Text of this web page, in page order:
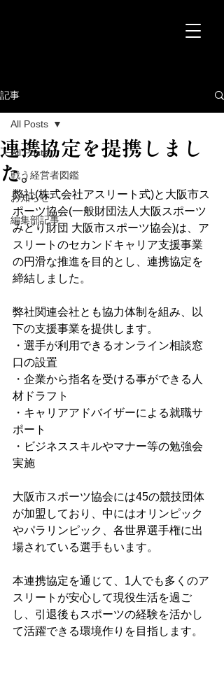
記事
All Posts
戦う経営者図鑑
お知らせ
編集部記事
All Posts
連携協定を提携しまし
た。
弊社(株式会社アスリート式)と大阪市ス
ポーツ協会(一般財団法人大阪スポーツ
みどり財団 大阪市スポーツ協会)は、ア
スリートのセカンドキャリア支援事業
の円滑な推進を目的とし、連携協定を
締結しました。
弊社関連会社とも協力体制を組み、以
下の支援事業を提供します。
・選手が利用できるオンライン相談窓
口の設置
・企業から指名を受ける事ができる人
材ドラフト
・キャリアアドバイザーによる就職サ
ポート
・ビジネススキルやマナー等の勉強会
実施
大阪市スポーツ協会には45の競技団体
が加盟しており、中にはオリンピック
やパラリンピック、各世界選手権に出
場されている選手もいます。
本連携協定を通じて、1人でも多くのア
スリートが安心して現役生活を過ご
し、引退後もスポーツの経験を活かし
て活躍できる環境作りを目指します。